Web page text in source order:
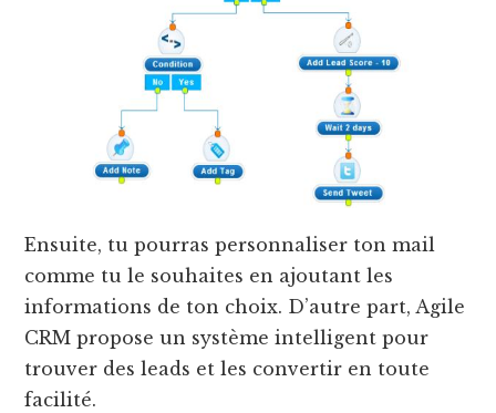
Ensuite, tu pourras personnaliser ton mail
comme tu le souhaites en ajoutant les
informations de ton choix. D’autre part, Agile
CRM propose un système intelligent pour
trouver des leads et les convertir en toute
facilité.